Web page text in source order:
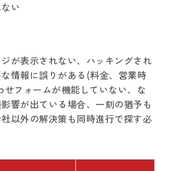
い
が表示されない、ハッキングされ
情報に誤りがある(料金、営業時
せフォームが機能していない、な
響が出ている場合、一刻の猶予も
以外の解決策も同時進行で探す必